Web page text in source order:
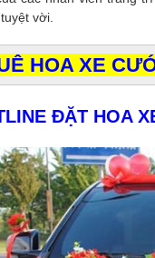
vời.
HOA XE
ĐẶT HOA